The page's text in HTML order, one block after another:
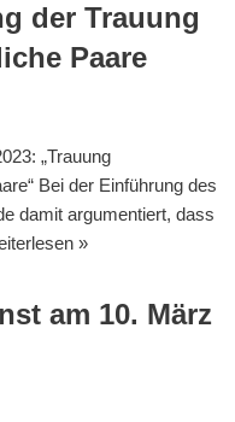
der Trauung
Paare
„Trauung
Bei der Einführung des
damit argumentiert, dass
»
am 10. März